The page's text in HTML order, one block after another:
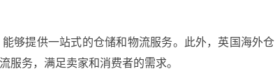
够提供一站式的仓储和物流服务。此外，英国海外仓
服务，满足卖家和消费者的需求。